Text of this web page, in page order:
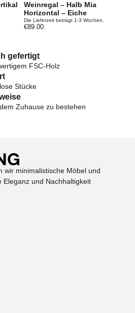
Weinregal – Halb Mia
Horizontal – Eiche
Die Lieferzeit beträgt 1-3 Wochen.
€89.00
gefertigt
FSC-Holz
Stücke
Zuhause zu bestehen
wir minimalistische Möbel und
Eleganz und Nachhaltigkeit